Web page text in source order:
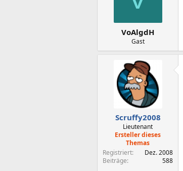
VoAlgdH
Gast
Scruffy2008
Lieutenant
Ersteller dieses
Themas
Registriert
Dez. 2008
Beiträge
588